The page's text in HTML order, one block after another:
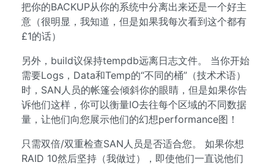
把你的BACKUP从你的系统中分离出来还是一个好主
意（很明显，我知道，但是如果我每次看到这个都有
£1的话）
另外，build议保持tempdb远离日志文件。 当你开始
需要Logs，Data和Temp的“不同的桶”（技术术语）
时，SAN人员的帐篷会倾斜你的眼睛，但是如果你告
诉他们这样，你可以衡量IO去往每个区域的不同数据
量，让他们向您展示他们的幻想performance图！
只需双倍/双重检查SAN人员是否适合您。 如果你想
RAID 10然后坚持（我做过），即使他们一直说他们